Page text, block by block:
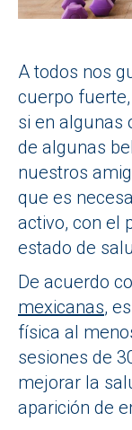
A todos nos
cuerpo
si en algunas
de algunas
nuestros
que es
activo, con el
estado de
De acuerdo
mexicanas,
física al
sesiones de
mejorar la
aparición de